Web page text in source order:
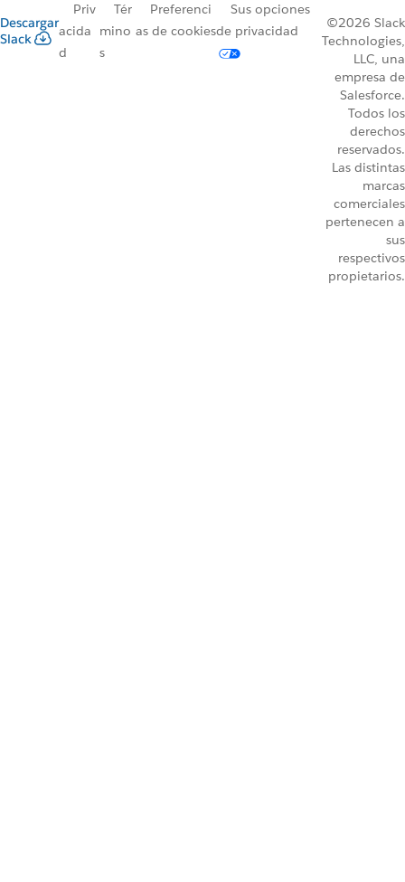
Descargar
Slack
Priv
acida
d
Tér
mino
s
Preferenci
as de cookies
Sus opciones
de privacidad
©2026 Slack
Technologies,
LLC, una
empresa de
Salesforce.
Todos los
derechos
reservados.
Las distintas
marcas
comerciales
pertenecen a
sus
respectivos
propietarios.